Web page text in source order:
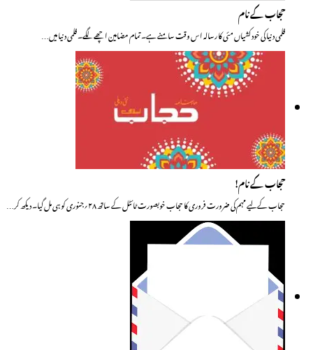
حجاب کے نام
فلمی دنیا کی خود کشیاں مئی کا رسالہ ا س وقت سامنے ہے۔ تمام مضامین اچھے لگے۔ فلمی دنیا میں…
حجاب کے نام!
حجاب کے لیے مہم کی ضرورت فروری کا حجاب خوبصورت ٹائٹل کے ساتھ ۲۸؍جنوری کو ہی مل گیا۔ دیکھ کر…